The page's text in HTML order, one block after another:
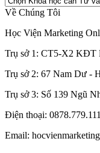
Về Chúng Tôi
Học Viện Marketing
Trụ sở 1: CT5-X2 KĐT
Trụ sở 2: 67 Nam Dư -
Trụ sở 3: Số 139 Ngũ
Điện thoại: 0878.779.111
Email: